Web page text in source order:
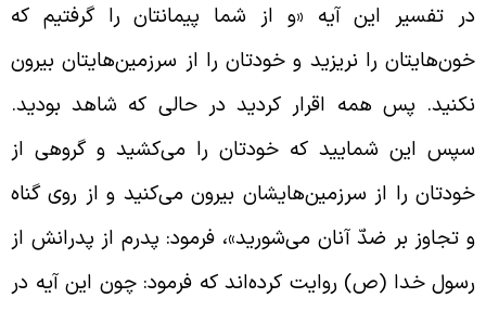
تفسیر این آیه «و از شما پیمانتان را گرفتیم که
را نریزید و خودتان را از سرزمین‌هایتان بیرون
پس همه اقرار کردید در حالی که شاهد بودید.
این شمایید که خودتان را می‌کشید و گروهی از
را از سرزمین‌هایشان بیرون می‌کنید و از روی گناه
تجاوز بر ضدّ آنان می‌شورید»، فرمود: پدرم از پدرانش از
خدا (ص) روایت کرده‌اند که فرمود: چون این آیه در